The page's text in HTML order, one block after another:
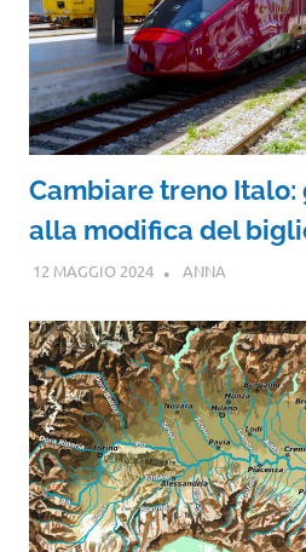
Cambiare treno
alla modifica del
12 MAGGIO 2024 ANNA